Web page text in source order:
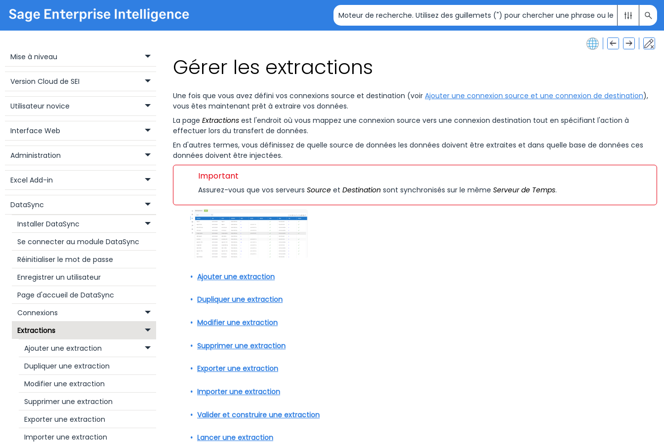
Passer au contenu principal
Guide de licence
Installation
Mise à niveau
Version Cloud de SEI
Utilisateur novice
Interface Web
Administration
Excel Add-in
DataSync
Installer DataSync
Se connecter au module DataSync
Réinitialiser le mot de passe
Enregistrer un utilisateur
Page d'accueil de DataSync
Connexions
Extractions
Ajouter une extraction
Dupliquer une extraction
Modifier une extraction
Supprimer une extraction
Exporter une extraction
Importer une extraction
Gérer les extractions
Une fois que vous avez défini vos connexions source et destination (voir Ajouter une connexion source et une connexion de destination),
vous êtes maintenant prêt à extraire vos données.
La page Extractions est l'endroit où vous mappez une connexion source vers une connexion destination tout en spécifiant l'action à
effectuer lors du transfert de données.
En d'autres termes, vous définissez de quelle source de données les données doivent être extraites et dans quelle base de données ces
données doivent être injectées.
Important
Assurez-vous que vos serveurs Source et Destination sont synchronisés sur le même Serveur de Temps.
Ajouter une extraction
Dupliquer une extraction
Modifier une extraction
Supprimer une extraction
Exporter une extraction
Importer une extraction
Valider et construire une extraction
Lancer une extraction